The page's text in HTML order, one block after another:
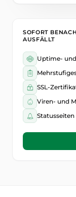
SOFORT
AUSFÄLLT
Uptime-
SSL-
Viren- und